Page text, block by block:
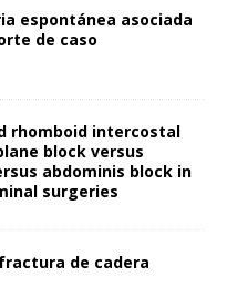
espontánea asociada
de caso
rhomboid intercostal
block versus
abdominis block in
surgeries
fractura de cadera